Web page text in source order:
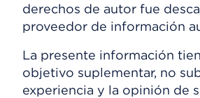
derechos de autor fue
proveedor de información
La presente información
objetivo suplementar, no
experiencia y la opinión de